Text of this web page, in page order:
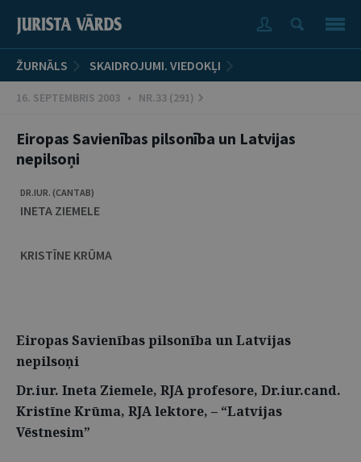
ŽURNĀLS SKAIDROJUMI. VIEDOKĻI
16. SEPTEMBRIS 2003 • NR.33 (291)
Eiropas Savienības pilsonība un Latvijas
nepilsoņi
DR.IUR. (CANTAB)
INETA ZIEMELE
KRISTĪNE KRŪMA
Eiropas Savienības pilsonība un Latvijas
nepilsoņi
Dr.iur. Ineta Ziemele, RJA profesore, Dr.iur.cand.
Kristīne Krūma, RJA lektore, – “Latvijas
Vēstnesim”